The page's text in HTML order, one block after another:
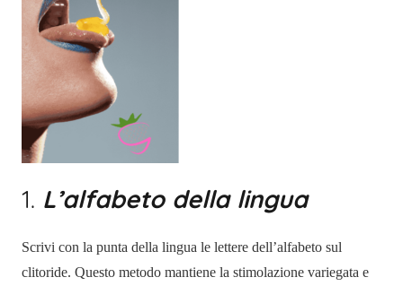
1. L’alfabeto della lingua
Scrivi con la punta della lingua le lettere dell’alfabeto sul
clitoride. Questo metodo mantiene la stimolazione variegata e